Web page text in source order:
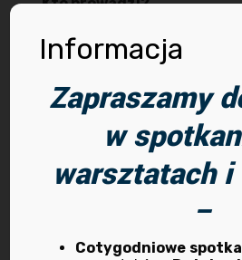
Kurs prowadzi
instruktor kinezjologii
stosowanejANTONI
Terminy kursów
Jak się zapisać?
Informacja
Zapraszamy
w
warsztatach
–
Cotygodniowe